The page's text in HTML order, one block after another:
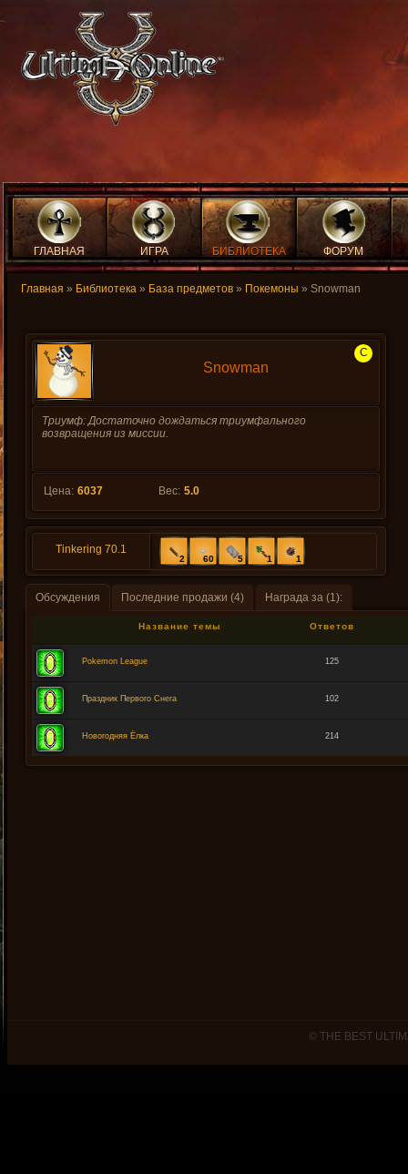
ГЛАВНАЯ ИГРА БИБЛИОТЕКА ФОРУМ
Главная » Библиотека » База предметов » Покемоны » Snowman
Snowman
C
Триумф: Достаточно дождаться триумфального
возвращения из миссии.
Цена: 6037 Вес: 5.0
Tinkering 70.1
2 60 5 1 1
Обсуждения Последние продажи (4) Награда за (1):
Название темы Ответов
Pokemon League 125
Праздник Первого Снега 102
Новогодняя Ёлка 214
© THE BEST